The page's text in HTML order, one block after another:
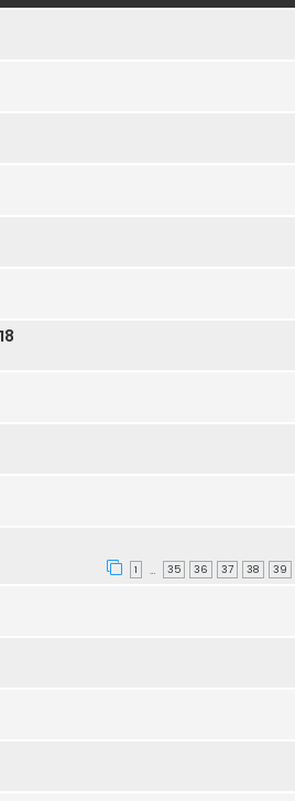
1 … 35 36 37 38 39